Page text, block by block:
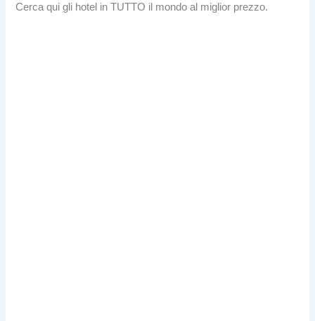
Cerca qui gli hotel in TUTTO il mondo al miglior prezzo.